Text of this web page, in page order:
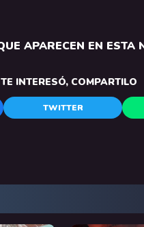
APARECEN EN ESTA
INTERESÓ, COMPARTILO
TWITTER